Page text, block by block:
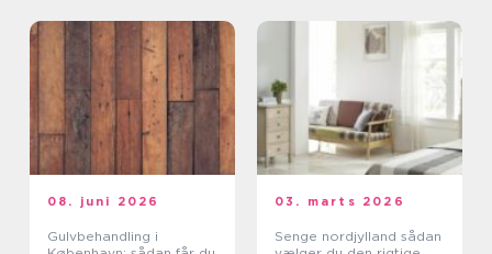
08. juni 2026
Gulvbehandling i
03. marts 2026
Senge nordjylland sådan